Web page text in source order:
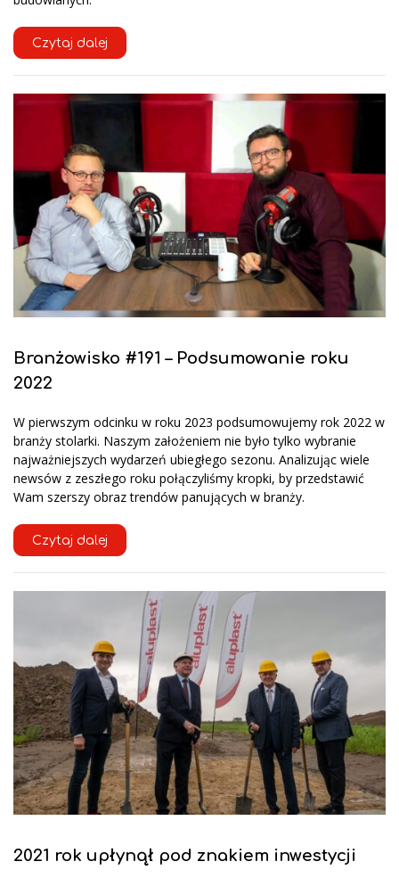
Czytaj dalej
Branżowisko #191 – Podsumowanie roku
2022
W pierwszym odcinku w roku 2023 podsumowujemy rok 2022 w
branży stolarki. Naszym założeniem nie było tylko wybranie
najważniejszych wydarzeń ubiegłego sezonu. Analizując wiele
newsów z zeszłego roku połączyliśmy kropki, by przedstawić
Wam szerszy obraz trendów panujących w branży.
Czytaj dalej
2021 rok upłynął pod znakiem inwestycji